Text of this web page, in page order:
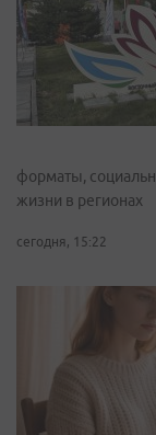
форматы,
жизни в регионах
сегодня, 15:22